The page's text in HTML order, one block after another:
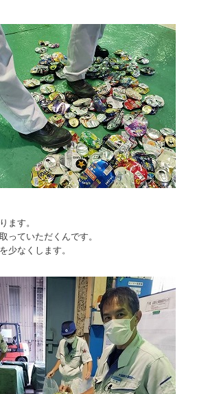
ます。
っていただくんです。
少なくします。